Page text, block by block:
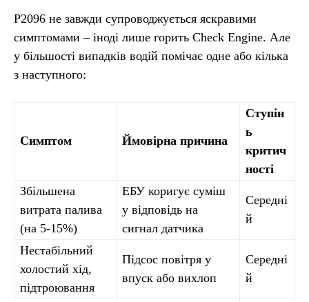
P2096 не завжди супроводжується яскравими
симптомами – іноді лише горить Check Engine. Але
у більшості випадків водій помічає одне або кілька
з наступного:
Симптом Ймовірна причина
Ступін
ь
критич
ності
Збільшена
витрата палива
(на 5-15%)
ЕБУ коригує суміш
у відповідь на
сигнал датчика
Середні
й
Нестабільний
холостий хід,
підтроювання
Підсос повітря у
впуск або вихлоп
Середні
й